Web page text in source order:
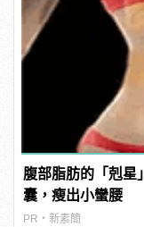
腹部脂肪的「剋星
囊，瘦出小蠻腰
PR・新素簡